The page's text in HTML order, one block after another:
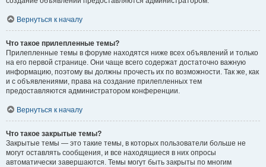
Вернуться к началу
Что такое прилепленные темы?
Прилепленные темы в форуме находятся ниже всех объявлений и только
на его первой странице. Они чаще всего содержат достаточно важную
информацию, поэтому вы должны прочесть их по возможности. Так же, как
и с объявлениями, права на создание прилепленных тем
предоставляются администратором конференции.
Вернуться к началу
Что такое закрытые темы?
Закрытые темы — это такие темы, в которых пользователи больше не
могут оставлять сообщения, и все находящиеся в них опросы
автоматически завершаются. Темы могут быть закрыты по многим